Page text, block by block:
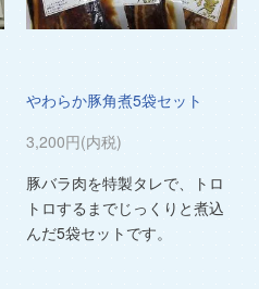
やわらか豚角煮5袋セット
3,200円(内税)
豚バラ肉を特製タレで、トロ
トロするまでじっくりと煮込
んだ5袋セットです。